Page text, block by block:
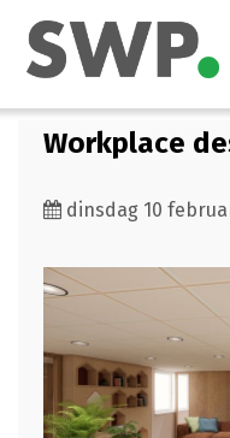
Workplace
dinsdag 10